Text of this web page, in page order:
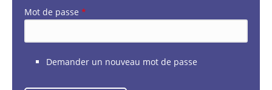
Mot de passe *
Demander un nouveau mot de passe